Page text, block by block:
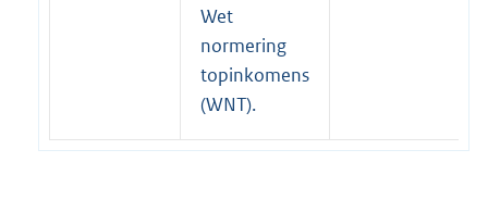
n
e
l
i
n
Wet
normering
topinkomens
(WNT).